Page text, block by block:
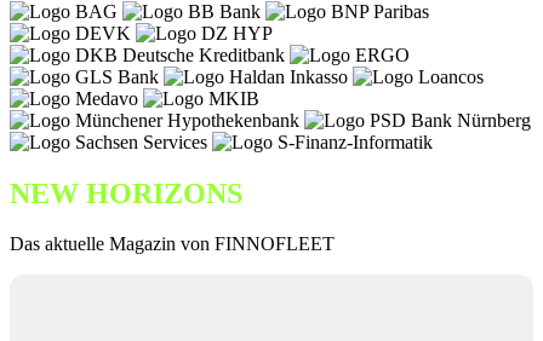
NEW HORIZONS
Das aktuelle Magazin von FINNOFLEET